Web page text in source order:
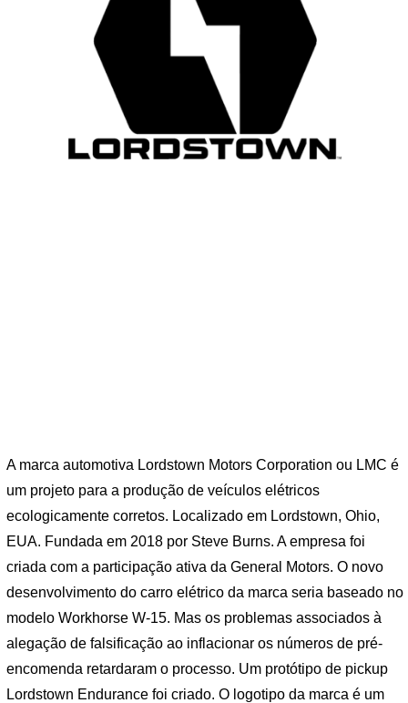
A marca automotiva Lordstown Motors Corporation ou LMC é
um projeto para a produção de veículos elétricos
ecologicamente corretos. Localizado em Lordstown, Ohio,
EUA. Fundada em 2018 por Steve Burns. A empresa foi
criada com a participação ativa da General Motors. O novo
desenvolvimento do carro elétrico da marca seria baseado no
modelo Workhorse W-15. Mas os problemas associados à
alegação de falsificação ao inflacionar os números de pré-
encomenda retardaram o processo. Um protótipo de pickup
Lordstown Endurance foi criado. O logotipo da marca é um